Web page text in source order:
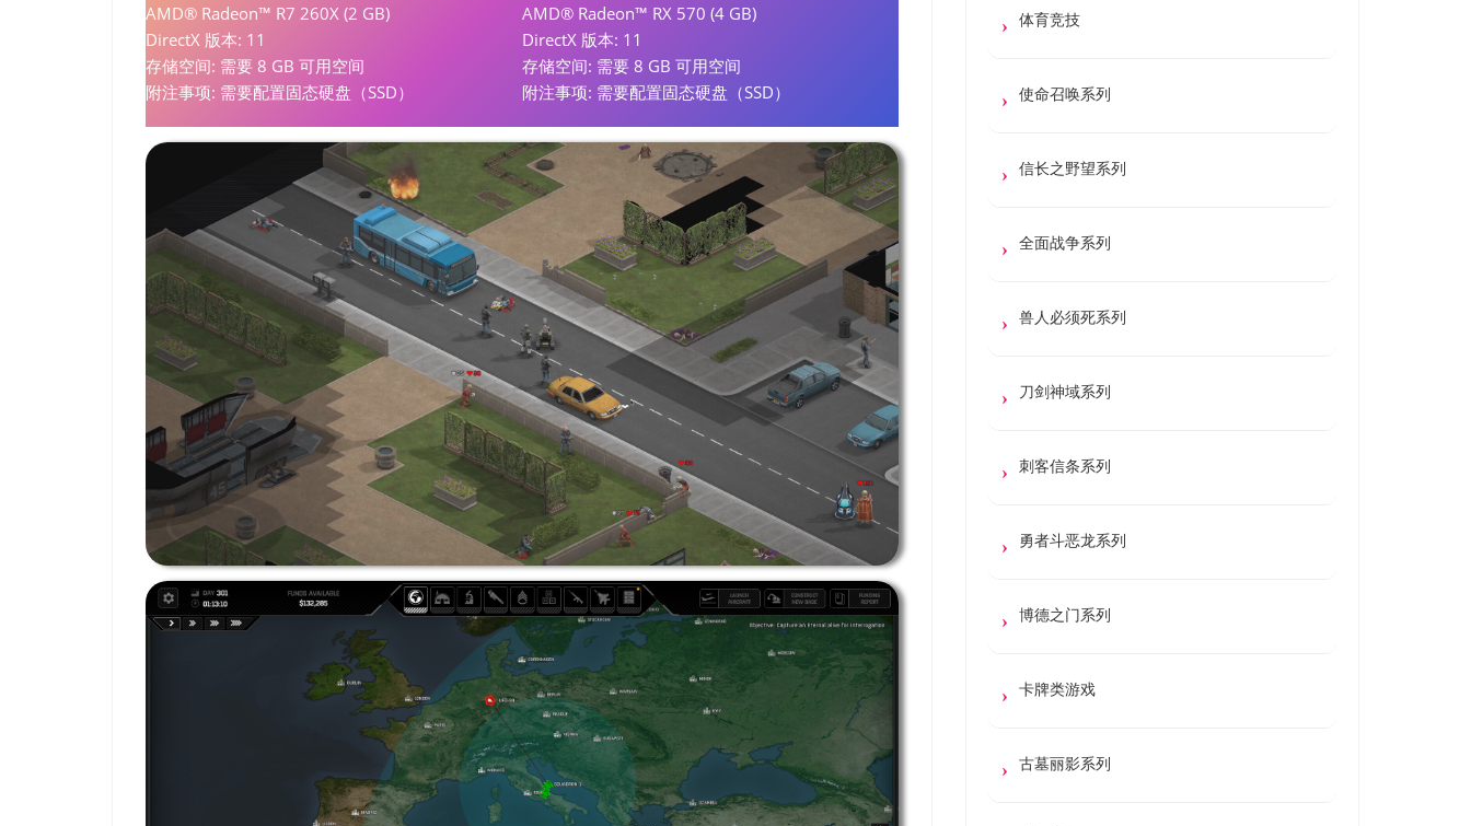
AMD® Radeon™ R7 260X (2 GB)
DirectX 版本: 11
存储空间: 需要 8 GB 可用空间
附注事项: 需要配置固态硬盘（SSD）
AMD® Radeon™ RX 570 (4 GB)
DirectX 版本: 11
存储空间: 需要 8 GB 可用空间
附注事项: 需要配置固态硬盘（SSD）
体育竞技
使命召唤系列
信长之野望系列
全面战争系列
兽人必须死系列
刀剑神域系列
刺客信条系列
勇者斗恶龙系列
博德之门系列
卡牌类游戏
古墓丽影系列